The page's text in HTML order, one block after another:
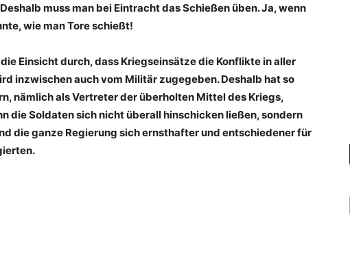
muss man bei Eintracht das Schießen üben. Ja, wenn
wie man Tore schießt!
Einsicht durch, dass Kriegseinsätze die Konflikte in aller
inzwischen auch vom Militär zugegeben. Deshalb hat so
nämlich als Vertreter der überholten Mittel des Kriegs,
die Soldaten sich nicht überall hinschicken ließen, sondern
die ganze Regierung sich ernsthafter und entschiedener für